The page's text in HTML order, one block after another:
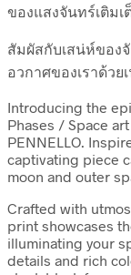
ของแสงจันทร์เติม
สัมผัสกับเสน่ห์ของ
อวกาศของเราด้วย
Introducing the
Phases / Space
PENNELLO.
captivating piece
moon and outer
Crafted with
print showcases
illuminating your
details and rich